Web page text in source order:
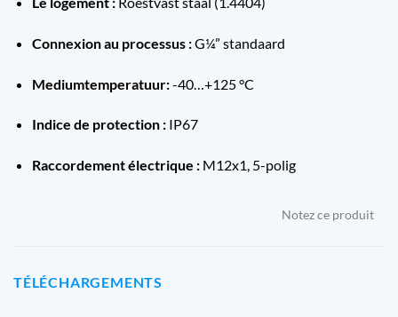
Connexion au processus :G¼” standaard
Mediumtemperatuur:-40…+125 °C
Indice de protection :IP67
Raccordement électrique :M12x1, 5-polig
Notez ce produit
TÉLÉCHARGEMENTS